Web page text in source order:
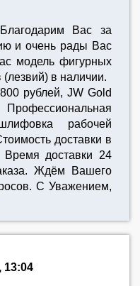
Вас за
и очень рады Вас
модель фигурных
(лезвий) в наличии.
рублей, JW Gold
рабочей
доставки в
доставки 24
Ждём Вашего
С Уважением,
13:04